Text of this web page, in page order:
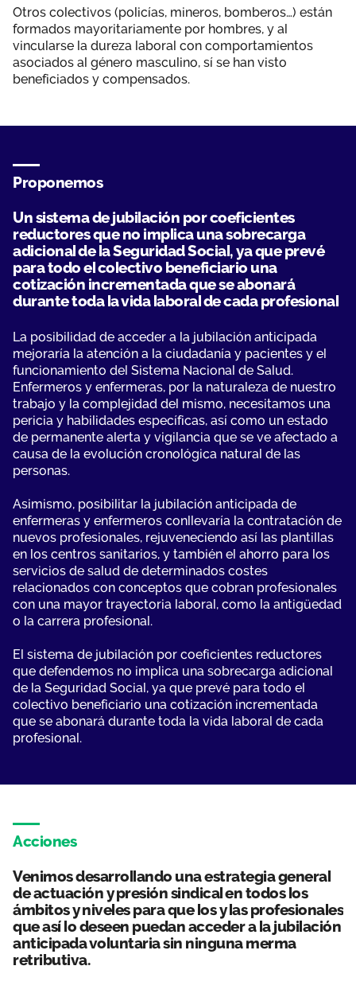
Otros colectivos (policías, mineros, bomberos…) están
formados mayoritariamente por hombres, y al
vincularse la dureza laboral con comportamientos
asociados al género masculino, sí se han visto
beneficiados y compensados.
Proponemos
Un sistema de jubilación por coeficientes
reductores que no implica una sobrecarga
adicional de la Seguridad Social, ya que prevé
para todo el colectivo beneficiario una
cotización incrementada que se abonará
durante toda la vida laboral de cada profesional
La posibilidad de acceder a la jubilación anticipada
mejoraría la atención a la ciudadanía y pacientes y el
funcionamiento del Sistema Nacional de Salud.
Enfermeros y enfermeras, por la naturaleza de nuestro
trabajo y la complejidad del mismo, necesitamos una
pericia y habilidades específicas, así como un estado
de permanente alerta y vigilancia que se ve afectado a
causa de la evolución cronológica natural de las
personas.
Asimismo, posibilitar la jubilación anticipada de
enfermeras y enfermeros conllevaría la contratación de
nuevos profesionales, rejuveneciendo así las plantillas
en los centros sanitarios, y también el ahorro para los
servicios de salud de determinados costes
relacionados con conceptos que cobran profesionales
con una mayor trayectoria laboral, como la antigüedad
o la carrera profesional.
El sistema de jubilación por coeficientes reductores
que defendemos no implica una sobrecarga adicional
de la Seguridad Social, ya que prevé para todo el
colectivo beneficiario una cotización incrementada
que se abonará durante toda la vida laboral de cada
profesional.
Acciones
Venimos desarrollando una estrategia general
de actuación y presión sindical en todos los
ámbitos y niveles para que los y las profesionales
que así lo deseen puedan acceder a la jubilación
anticipada voluntaria sin ninguna merma
retributiva.